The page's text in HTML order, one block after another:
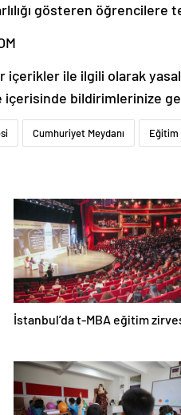
gösteren öğrencilere
içerikler ile ilgili olarak
bildirimlerinize
Cumhuriyet Meydanı Eğitim
İstanbul’da t-MBA eğitim